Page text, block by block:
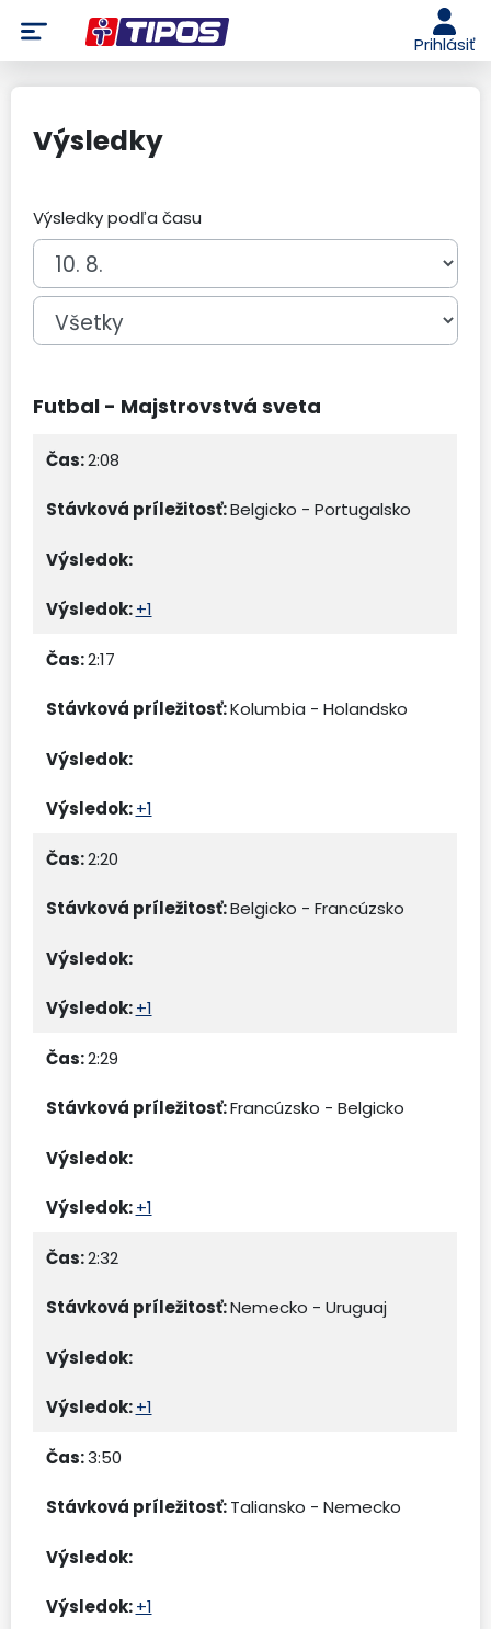
Prihlásiť
Výsledky
Výsledky podľa času
Futbal - Majstrovstvá sveta
2:08
Belgicko - Portugalsko
+1
2:17
Kolumbia - Holandsko
+1
2:20
Belgicko - Francúzsko
+1
2:29
Francúzsko - Belgicko
+1
2:32
Nemecko - Uruguaj
+1
3:50
Taliansko - Nemecko
+1